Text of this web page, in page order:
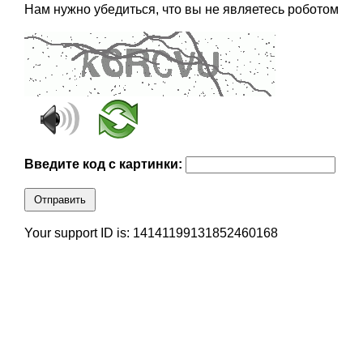
Нам нужно убедиться, что вы не являетесь роботом
Введите код с картинки:
Отправить
Your support ID is: 14141199131852460168